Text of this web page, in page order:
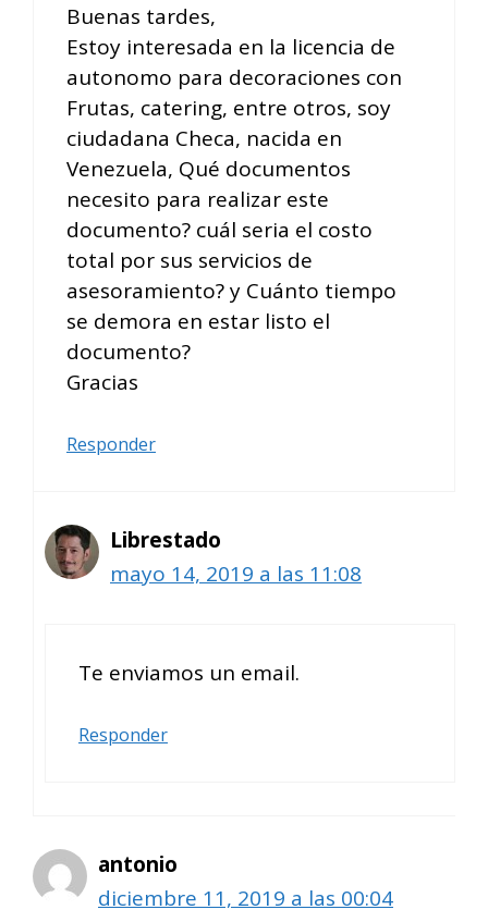
Buenas tardes,
Estoy interesada en la licencia de
autonomo para decoraciones con
Frutas, catering, entre otros, soy
ciudadana Checa, nacida en
Venezuela, Qué documentos
necesito para realizar este
documento? cuál seria el costo
total por sus servicios de
asesoramiento? y Cuánto tiempo
se demora en estar listo el
documento?
Gracias
Responder
Librestado
mayo 14, 2019 a las 11:08
Te enviamos un email.
Responder
antonio
diciembre 11, 2019 a las 00:04